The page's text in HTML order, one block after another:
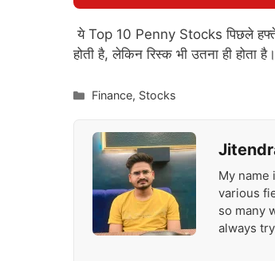
ये Top 10 Penny Stocks पिछले हफ्ते
होती है, लेकिन रिस्क भी उतना ही
Categories
Finance, Stocks
My name
various
so many
always